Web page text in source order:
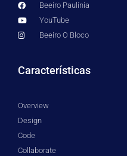
Beeiro Paulínia
YouTube
Beeiro O Bloco
Características
Overview
Design
Code
Collaborate